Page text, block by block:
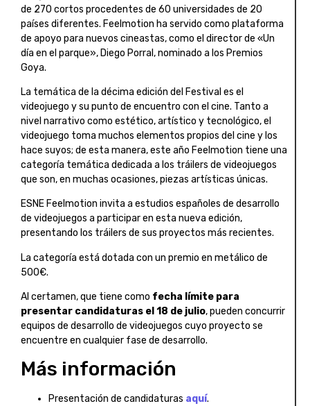
de 270 cortos procedentes de 60 universidades de 20
países diferentes. Feelmotion ha servido como plataforma
de apoyo para nuevos cineastas, como el director de «Un
día en el parque», Diego Porral, nominado a los Premios
Goya.
La temática de la décima edición del Festival es el
videojuego y su punto de encuentro con el cine. Tanto a
nivel narrativo como estético, artístico y tecnológico, el
videojuego toma muchos elementos propios del cine y los
hace suyos; de esta manera, este año Feelmotion tiene una
categoría temática dedicada a los tráilers de videojuegos
que son, en muchas ocasiones, piezas artísticas únicas.
ESNE Feelmotion invita a estudios españoles de desarrollo
de videojuegos a participar en esta nueva edición,
presentando los tráilers de sus proyectos más recientes.
La categoría está dotada con un premio en metálico de
500€.
Al certamen, que tiene como fecha límite para
presentar candidaturas el 18 de julio, pueden concurrir
equipos de desarrollo de videojuegos cuyo proyecto se
encuentre en cualquier fase de desarrollo.
Más información
Presentación de candidaturas aquí.